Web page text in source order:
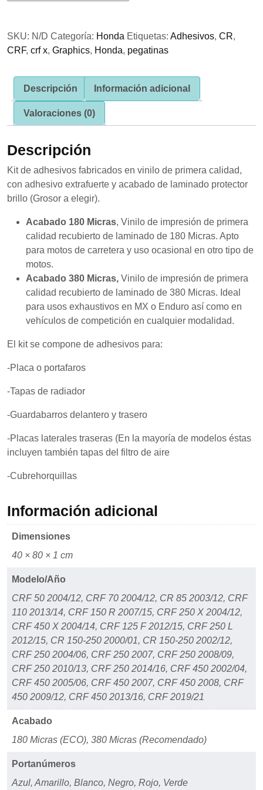
Blanco
cantidad
SKU: N/D Categoría: Honda Etiquetas: Adhesivos, CR,
CRF, crf x, Graphics, Honda, pegatinas
Descripción Información adicional
Valoraciones (0)
Descripción
Kit de adhesivos fabricados en vinilo de primera calidad,
con adhesivo extrafuerte y acabado de laminado protector
brillo (Grosor a elegir).
Acabado 180 Micras, Vinilo de impresión de primera
calidad recubierto de laminado de 180 Micras. Apto
para motos de carretera y uso ocasional en otro tipo de
motos.
Acabado 380 Micras, Vinilo de impresión de primera
calidad recubierto de laminado de 380 Micras. Ideal
para usos exhaustivos en MX o Enduro así como en
vehículos de competición en cualquier modalidad.
El kit se compone de adhesivos para:
-Placa o portafaros
-Tapas de radiador
-Guardabarros delantero y trasero
-Placas laterales traseras (En la mayoría de modelos éstas
incluyen también tapas del filtro de aire
-Cubrehorquillas
Información adicional
Dimensiones
40 × 80 × 1 cm
Modelo/Año
CRF 50 2004/12, CRF 70 2004/12, CR 85 2003/12, CRF
110 2013/14, CRF 150 R 2007/15, CRF 250 X 2004/12,
CRF 450 X 2004/14, CRF 125 F 2012/15, CRF 250 L
2012/15, CR 150-250 2000/01, CR 150-250 2002/12,
CRF 250 2004/06, CRF 250 2007, CRF 250 2008/09,
CRF 250 2010/13, CRF 250 2014/16, CRF 450 2002/04,
CRF 450 2005/06, CRF 450 2007, CRF 450 2008, CRF
450 2009/12, CRF 450 2013/16, CRF 2019/21
Acabado
180 Micras (ECO), 380 Micras (Recomendado)
Portanúmeros
Azul, Amarillo, Blanco, Negro, Rojo, Verde
Experiencia
nuestra web
funcione lo
mejor posible
durante tu
algunas
desaparecerán
de la web.
Marketing
Al compartir tus
comportamiento
mientras visitas
nuestro sitio,
posibilidad de
ver contenido y
ofertas